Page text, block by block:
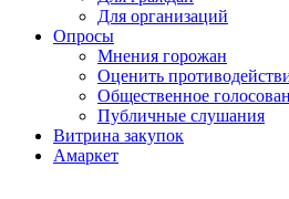
Для организаций
Опросы
Мнения горожан
Оценить
Общественное
Публичные слушания
Витрина закупок
Амаркет